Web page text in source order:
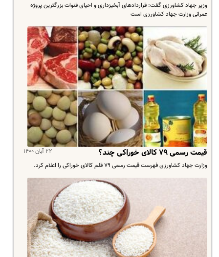
وزیر جهاد کشاورزی گفت: قراردادهای آبخیزداری و احیای قنوات بزرگترین پروژه
عمرانی وزارت جهاد کشاورزی است
۲۲ آبان ۱۴۰۰ قیمت رسمی ۷۹ کالای خوراکی چند؟
وزارت جهاد کشاورزی فهرست قیمت رسمی ۷۹ قلم کالای خوراکی را اعلام کرد.